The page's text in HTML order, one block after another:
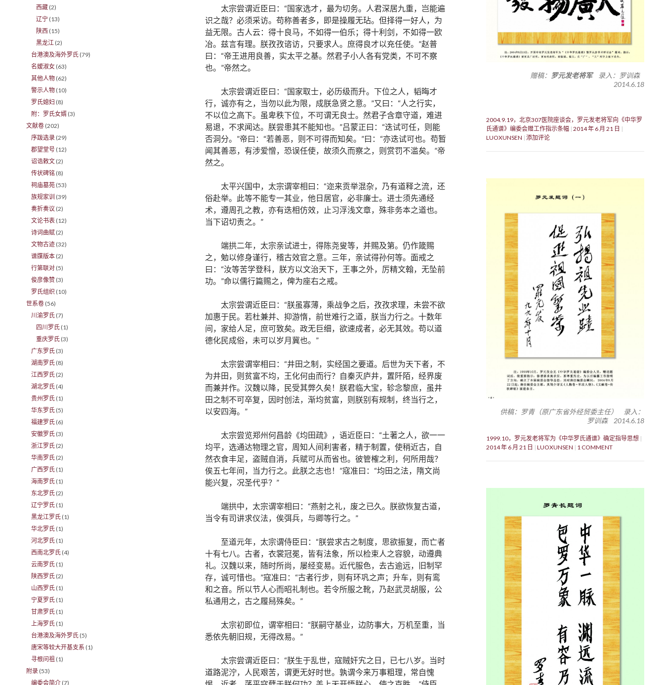
太宗尝谓近臣曰：“国家选才，最为切务。人君深居九重，岂能遍
识之哉？必须采访。苟称善者多，即是操履无玷。但择得一好人，为
益无限。古人云：得十良马，不如得一伯乐；得十利剑，不如得一欧
冶。兹言有理。朕孜孜谘访，只要求人。庶得良才以充任使。”赵普
曰：“帝王进用良善，实太平之基。然君子小人各有党类，不可不察
也。”帝然之。
太宗尝谓近臣曰：“国家取士，必历级而升。下位之人，韬晦才
行，诚亦有之，当勿以此为限，成朕急贤之意。”又曰：“人之行实，
不以位之高下。虽卑秩下位，不可谓无良士。然君子含章守道，难进
易退，不求闻达。朕尝患其不能知也。”吕蒙正曰：“迭试可任，则能
否洞分。”帝曰：“若善恶，则不可得而知矣。”曰：“亦迭试可也。苟暂
闻其善恶，有涉爱憎，恐误任使，故须久而察之，则赏罚不滥矣。”帝
然之。
太平兴国中，太宗谓宰相曰：“迩来贡举混杂，乃有道释之流，还
俗赴举。此等不能专一其业，他日居官，必非廉士。进士须先通经
术，遵周孔之教，亦有迭相仿效，止习浮浅文章，殊非务本之道也。
当下诏切责之。”
端拱二年，太宗亲试进士，得陈尧叟等，并赐及第。仍作箴赐
之，勉以修身谨行，稽古效官之意。三年，亲试得孙何等。面戒之
曰：“汝等苦学登科，朕方以文治天下，王事之外，厉精文翰，无坠前
功。”命以儒行篇赐之，俾为座右之戒。
太宗尝谓近臣曰：“朕虽寡薄，乘战争之后，孜孜求理，未尝不欲
加惠于民。若杜兼并、抑游惰，前世难行之道，朕当力行之。十数年
间，家给人足，庶可致矣。政无巨细，欲速成者，必无其效。苟以道
德化民成俗，未可以岁月冀也。”
太宗尝谓宰相曰：“井田之制，实经国之要道。后世为天下者，不
为井田，则贫富不均，王化何由而行？自秦灭庐井，置阡陌，经界废
而兼并作。汉魏以降，民受其弊久矣！朕君临大宝，轸念黎庶，虽井
田之制不可卒复，因时创法，渐均贫富，则朕别有规制，终当行之，
以安四海。”
太宗尝览郑州何昌龄《均田疏》，语近臣曰：“土著之人，欲一一
均平，选通达物理之官，周知人间利害者，精于制置，使稍近古，自
然衣食丰足，盗贼自消，兵赋可从而省也。彼管榷之利，何所用哉？
俟五七年间，当力行之。此朕之志也！”寇准曰：“均田之法，隋文尚
能兴复，况圣代乎？”
端拱中，太宗谓宰相曰：“燕射之礼，废之已久。朕欲恢复古道，
当令有司讲求仪法，俟弭兵，与卿等行之。”
至道元年，太宗谓侍臣曰：“朕尝求古之制度，思欲振复，而亡者
十有七八。古者，衣裳冠冕，皆有法象，所以检束人之容貌，动遵典
礼。汉魏以来，随时所尚，屡经变易。近代服色，去古逾远，旧制罕
存，诚可惜也。”寇准曰：“古者行步，则有环巩之声；升车，则有鸾
和之音。所以节人心而昭礼制也。若令所服之靴，乃赵武灵胡服，公
私通用之，古之履舄殊矣。”
太宗初即位，谓宰相曰：“朕嗣守基业，边防事大，万机至重，当
悉依先朝旧规，无得改易。”
太宗尝谓近臣曰：“朕生于乱世，寇贼奸宄之日，已七八岁。当时
道路泥泞，人民艰苦，谓更无好时世。孰谓今来万事粗理，常自愧
赠稿： 罗元发老将军录入：罗训森
2014.6.18
2004.9.19，北京307医院座谈会，罗元发老将军向《中华罗
氏通谱》编委会赠工作指示条幅 2014 年 6 月 21 日
LUOXUNSEN 添加评论
供稿：罗青（原广东省外经贸委主任） 录入：
罗训森 2014.6.18
1999.10，罗元发老将军为《中华罗氏通谱》确定指导思想
2014 年 6 月 21 日
LUOXUNSEN 1 COMMENT
西藏 (2)
辽宁 (13)
陕西 (15)
黑龙江 (2)
台港澳及海外罗氏 (79)
名嫒淑女 (63)
其他人物 (62)
警示人物 (10)
罗氏媳妇 (8)
附：罗氏女婿 (3)
文献卷 (202)
序跋选录 (29)
郡望堂号 (12)
诏诰敕文 (2)
传状碑铭 (8)
祠庙墓苑 (53)
族规家训 (39)
奏折奏议 (2)
文论书表 (12)
诗词曲赋 (2)
文物古迹 (32)
谱牒版本 (2)
行第联对 (5)
俊彦像赞 (3)
罗氏组织 (10)
世系卷 (56)
川渝罗氏 (7)
四川罗氏 (1)
重庆罗氏 (3)
广东罗氏 (3)
湖南罗氏 (8)
江西罗氏 (2)
湖北罗氏 (4)
贵州罗氏 (1)
华东罗氏 (5)
福建罗氏 (6)
安徽罗氏 (3)
浙江罗氏 (2)
华南罗氏 (2)
广西罗氏 (1)
海南罗氏 (1)
东北罗氏 (2)
辽宁罗氏 (1)
黑龙江罗氏 (1)
华北罗氏 (1)
河北罗氏 (1)
西南北罗氏 (4)
云南罗氏 (1)
陕西罗氏 (2)
山西罗氏 (1)
宁夏罗氏 (1)
甘肃罗氏 (1)
上海罗氏 (1)
台港澳及海外罗氏 (5)
唐宋等较大开基支系 (1)
寻根问祖 (1)
附录 (53)
编委会简介 (7)